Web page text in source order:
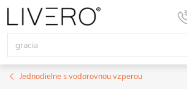
Prejsť
na
obsah
Jednodielne s vodorovnou vzperou